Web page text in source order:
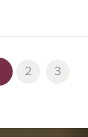
2 3